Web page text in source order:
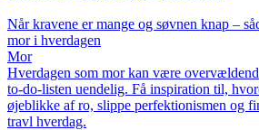
Når kravene er mange og søvnen knap –
mor i hverdagen
Mor
Hverdagen som mor kan være
to-do-listen uendelig. Få inspiration til,
øjeblikke af ro, slippe perfektionismen og
travl hverdag.